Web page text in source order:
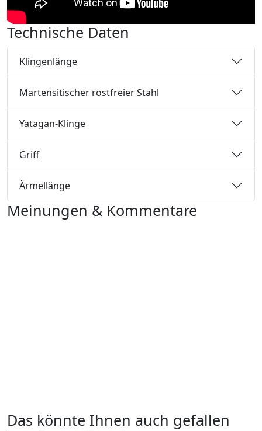
Technische Daten
Klingenlänge
Martensitischer rostfreier Stahl
Yatagan-Klinge
Griff
Ärmellänge
Meinungen & Kommentare
Das könnte Ihnen auch gefallen